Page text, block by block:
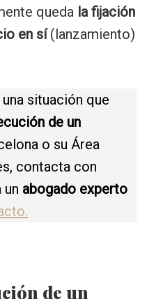
queda la fijación
en sí(lanzamiento)
situación que
de un
o su Área
contacta con
abogado experto
de un